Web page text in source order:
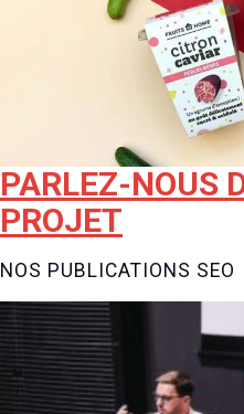
PARLEZ-NOUS
PROJET
NOS PUBLICATIONS SEO